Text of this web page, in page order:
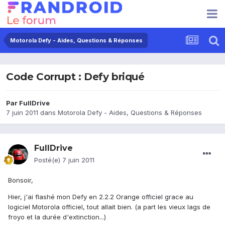
Motorola Defy - Aides, Questions & Réponses
Code Corrupt : Defy briqué
Par FullDrive
7 juin 2011 dans Motorola Defy - Aides, Questions & Réponses
FullDrive
Posté(e) 7 juin 2011
Bonsoir,
Hier, j'ai flashé mon Defy en 2.2.2 Orange officiel grace au
logiciel Motorola officiel, tout allait bien. (a part les vieux lags de
froyo et la durée d'extinction...)